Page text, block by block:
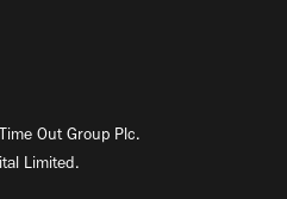
Out Group Plc.
Limited.